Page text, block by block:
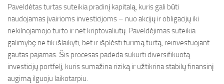
Paveldėtas turtas suteikia pradinį kapitalą, kuris gali būti
naudojamas įvairioms investicijoms – nuo akcijų ir obligacijų iki
nekilnojamojo turto ir net kriptovaliutų. Paveldėjimas suteikia
galimybę ne tik išlaikyti, bet ir išplėsti turimą turtą, reinvestuojant
gautas pajamas. Šis procesas padeda sukurti diversifikuotą
investicijų portfelį, kuris sumažina riziką ir užtikrina stabilų finansinį
augimą ilguoju laikotarpiu.